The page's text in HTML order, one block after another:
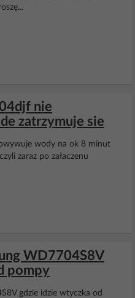
nie
zatrzymuje sie
wody na ok 8 minut
zaraz po załaczenu
WD7704S8V
pompy
gdzie idzie wtyczka od